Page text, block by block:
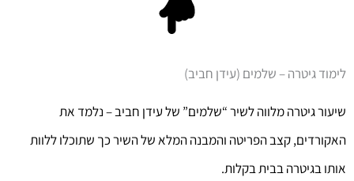
לימוד גיטרה – שלמים (עידן חביב)
שיעור גיטרה מלווה לשיר “שלמים” של עידן חביב – נלמד את
האקורדים, קצב הפריטה והמבנה המלא של השיר כך שתוכלו ללוות
אותו בגיטרה בבית בקלות.